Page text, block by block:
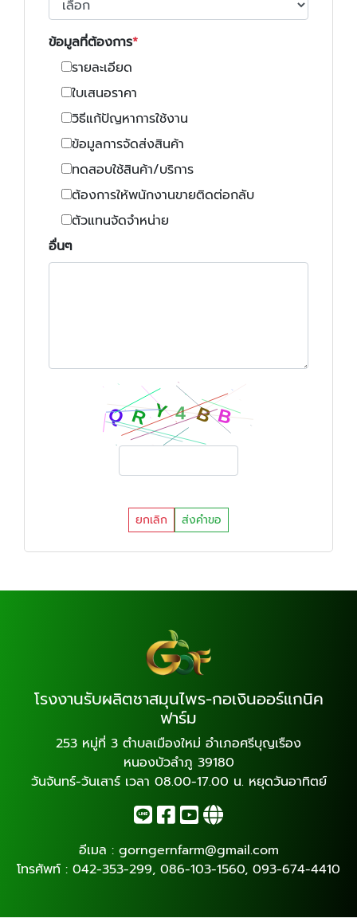
ข้อมูลที่ต้องการ
รายละเอียด
ใบเสนอราคา
วิธีแก้ปัญหาการใช้งาน
ข้อมูลการจัดส่งสินค้า
ทดสอบใช้สินค้า/บริการ
ต้องการให้พนักงานขายติดต่อกลับ
ตัวแทนจัดจำหน่าย
อื่นๆ
ยกเลิก ส่งคำขอ
โรงงานรับผลิตชาสมุนไพร-กอเงินออร์แกนิค
ฟาร์ม
253 หมู่ที่ 3 ตำบลเมืองใหม่ อำเภอศรีบุญเรือง
หนองบัวลำภู 39180
วันจันทร์-วันเสาร์ เวลา 08.00-17.00 น. หยุดวันอาทิตย์
อีเมล : gorngernfarm@gmail.com
โทรศัพท์ : 042-353-299, 086-103-1560, 093-674-4410